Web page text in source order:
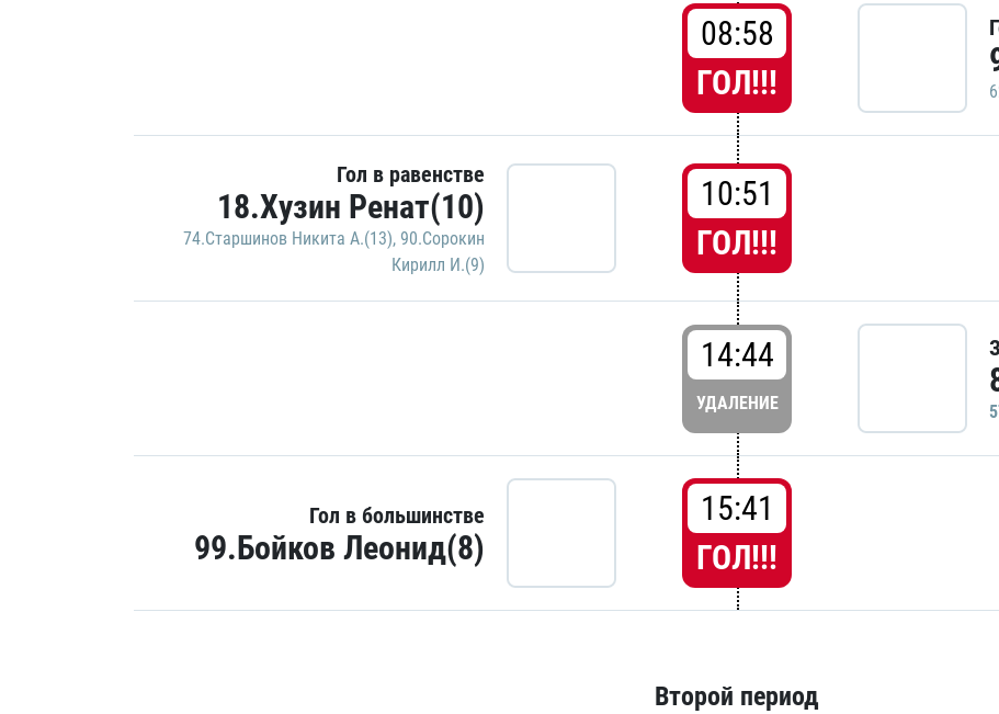
08:58
ГОЛ!!!
Гол в равенстве
18.Хузин Ренат(10)
74.Старшинов Никита А.(13), 90.Сорокин
Кирилл И.(9)
10:51
ГОЛ!!!
14:44
УДАЛЕНИЕ
Гол в большинстве
99.Бойков Леонид(8)
15:41
ГОЛ!!!
Второй период